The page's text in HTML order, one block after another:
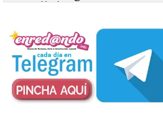
española en ofrecer wifi
bordo de Starlink,
constelación de
más avanzada del mundo,
por SpaceX. La incorporación de
tecnología forma parte del
de Iberia con la innovación […]